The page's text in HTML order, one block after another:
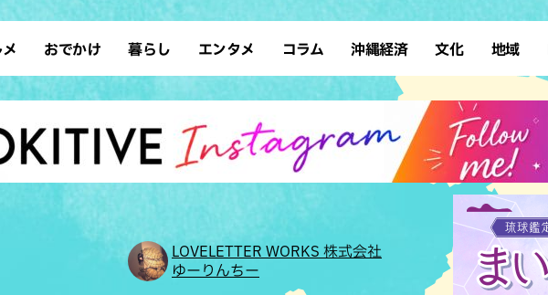
ン 沖縄そば
ウト カフェ
和食・日本料理
イタリアン
フレンチ
おでかけ
デート ドライブ
散歩 ソロ活
歴史
レジャー
ホテル
暮らし
レシピ SDGs
ファッション ローカルニュース
沖縄移住 沖縄旧暦行事
エンタメ
スポーツ 占い
タレント・芸人 テレビ
コラム 沖縄経済 文化
復帰50年
地域
本島北部
本島南部
北部離島
LOVELETTER WORKS 株式会社
ゆーりんちー